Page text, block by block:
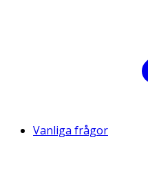
Vanliga frågor